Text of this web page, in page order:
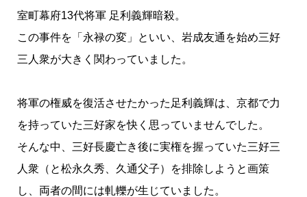
室町幕府13代将軍 足利義輝暗殺。
この事件を「永禄の変」といい、岩成友通を始め三好
三人衆が大きく関わっていました。
将軍の権威を復活させたかった足利義輝は、京都で力
を持っていた三好家を快く思っていませんでした。
そんな中、三好長慶亡き後に実権を握っていた三好三
人衆（と松永久秀、久通父子）を排除しようと画策
し、両者の間には軋轢が生じていました。